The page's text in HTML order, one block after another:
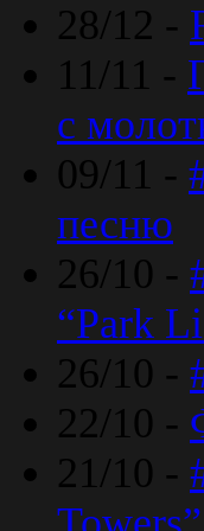
28/12 -
11/11 -
с
09/11 -
песню
26/10 -
“Park
26/10 -
22/10 -
21/10 -